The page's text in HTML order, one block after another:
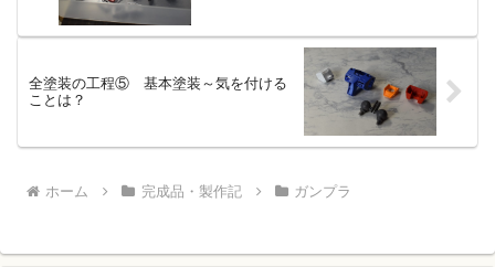
全塗装の工程⑤ 基本塗装～気を付ける
ことは？
ホーム 完成品・製作記 ガンプラ